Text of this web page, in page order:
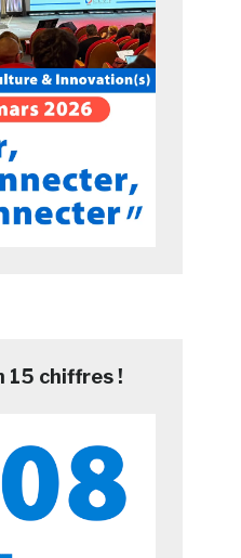
15 chiffres !